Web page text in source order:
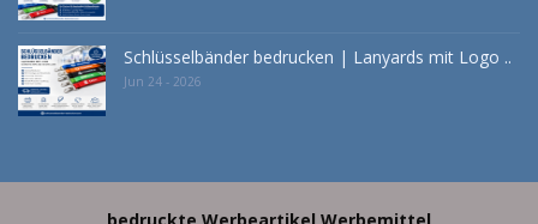
Schlüsselbänder bedrucken | Lanyards mit Logo ..
Jun 24 - 2026